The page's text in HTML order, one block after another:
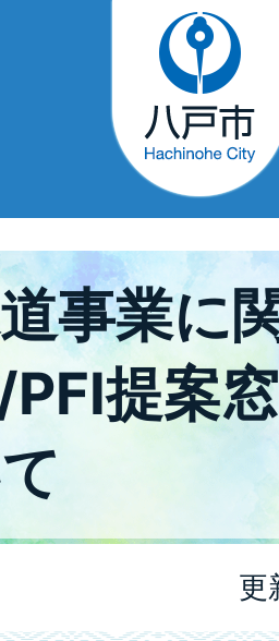
事業に
PFI提案
更